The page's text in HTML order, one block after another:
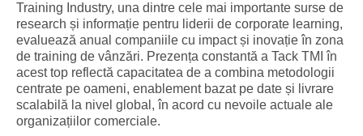
Training Industry, una dintre cele mai importante surse de
research și informație pentru liderii de corporate learning,
evaluează anual companiile cu impact și inovație în zona
de training de vânzări. Prezența constantă a Tack TMI în
acest top reflectă capacitatea de a combina metodologii
centrate pe oameni, enablement bazat pe date și livrare
scalabilă la nivel global, în acord cu nevoile actuale ale
organizațiilor comerciale.